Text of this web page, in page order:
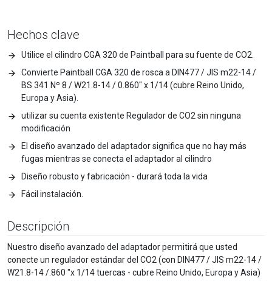
Hechos clave
Utilice el cilindro CGA 320 de Paintball para su fuente de CO2.
Convierte Paintball CGA 320 de rosca a DIN477 / JIS m22-14 /
BS 341 Nº 8 / W21.8-14 / 0.860" x 1/14 (cubre Reino Unido,
Europa y Asia).
utilizar su cuenta existente Regulador de CO2 sin ninguna
modificación
El diseño avanzado del adaptador significa que no hay más
fugas mientras se conecta el adaptador al cilindro
Diseño robusto y fabricación - durará toda la vida
Fácil instalación.
Descripción
Nuestro diseño avanzado del adaptador permitirá que usted
conecte un regulador estándar del CO2 (con DIN477 / JIS m22-14 /
W21.8-14 /.860 "x 1/14 tuercas - cubre Reino Unido, Europa y Asia)